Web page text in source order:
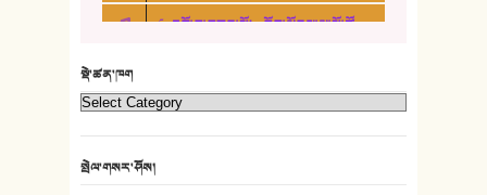
23. ཕོ་རྒོད་པོ།
5. འགྲོ་བ་བཟང་མོ། - བོད་ལྗོངས་ལྷ་མོ་ཚོགས་པ།
སྡེ་ཚན་ཁག
སྤེལ་གསར་ཤོས།